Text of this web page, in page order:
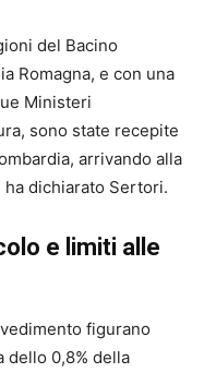
del Bacino
Romagna, e con una
Ministeri
sono state recepite
arrivando alla
dichiarato Sertori.
e limiti alle
figurano
dello 0,8% della